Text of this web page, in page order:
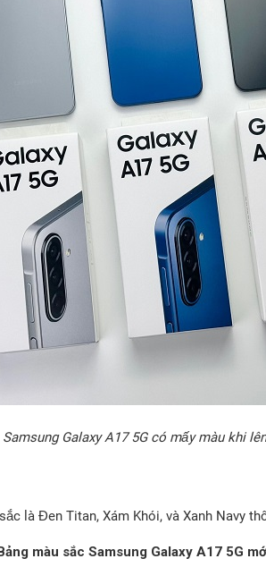
Samsung Galaxy A17 5G có mấy màu khi
là Đen Titan, Xám Khói, và Xanh Navy
Bảng màu sắc Samsung Galaxy A17 5G